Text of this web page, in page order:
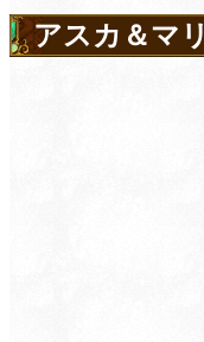
アスカ＆マリ